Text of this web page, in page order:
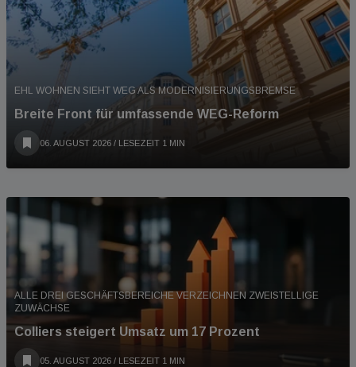
EHL WOHNEN SIEHT WEG ALS MODERNISIERUNGSBREMSE
Breite Front für umfassende WEG-Reform
06. AUGUST 2026 / LESEZEIT 1 MIN
ALLE DREI GESCHÄFTSBEREICHE VERZEICHNEN ZWEISTELLIGE
ZUWÄCHSE
Colliers steigert Umsatz um 17 Prozent
05. AUGUST 2026 / LESEZEIT 1 MIN